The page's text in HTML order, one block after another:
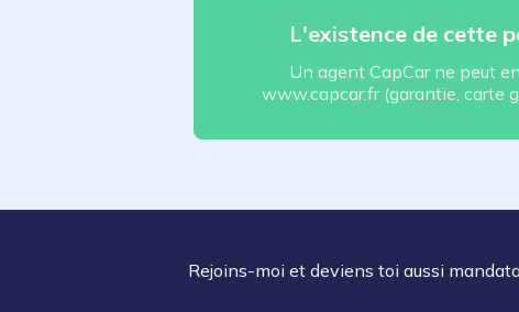
L'existence de cette
Un agent CapCar ne peut
www.capcar.fr (garantie, carte
Rejoins-moi et deviens toi aussi